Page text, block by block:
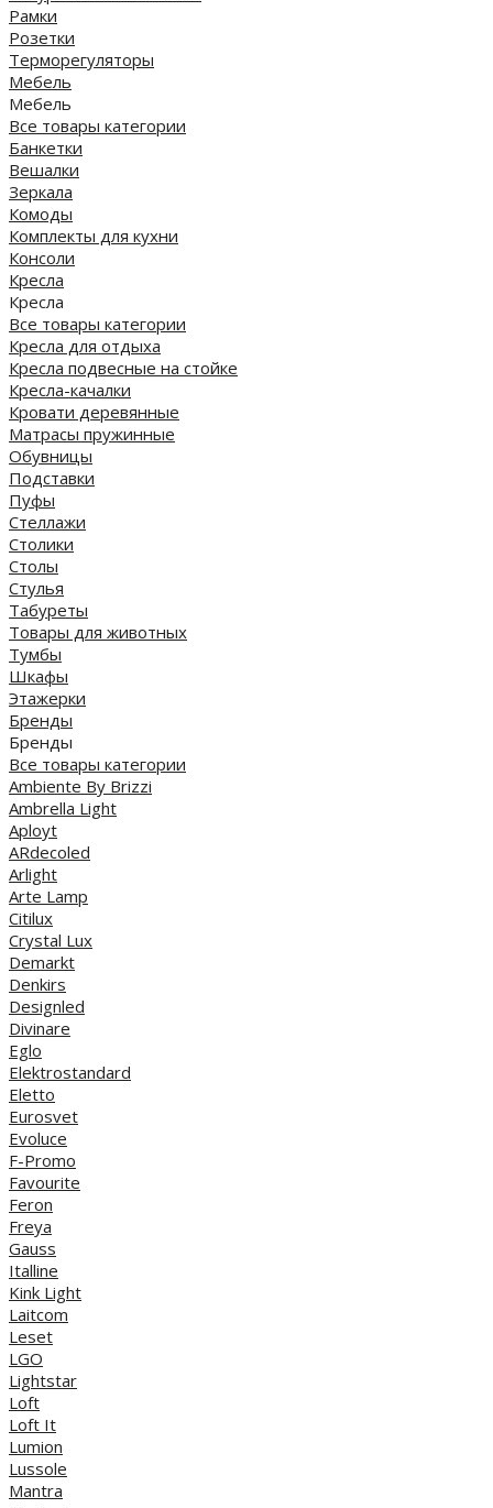
Рамки
Розетки
Терморегуляторы
Мебель
Мебель
Все товары категории
Банкетки
Вешалки
Зеркала
Комоды
Комплекты для кухни
Консоли
Кресла
Кресла
Все товары категории
Кресла для отдыха
Кресла подвесные на стойке
Кресла-качалки
Кровати деревянные
Матрасы пружинные
Обувницы
Подставки
Пуфы
Стеллажи
Столики
Столы
Стулья
Табуреты
Товары для животных
Тумбы
Шкафы
Этажерки
Бренды
Бренды
Все товары категории
Ambiente By Brizzi
Ambrella Light
Aployt
ARdecoled
Arlight
Arte Lamp
Citilux
Crystal Lux
Demarkt
Denkirs
Designled
Divinare
Eglo
Elektrostandard
Eletto
Eurosvet
Evoluce
F-Promo
Favourite
Feron
Freya
Gauss
Italline
Kink Light
Laitcom
Leset
LGO
Lightstar
Loft
Loft It
Lumion
Lussole
Mantra